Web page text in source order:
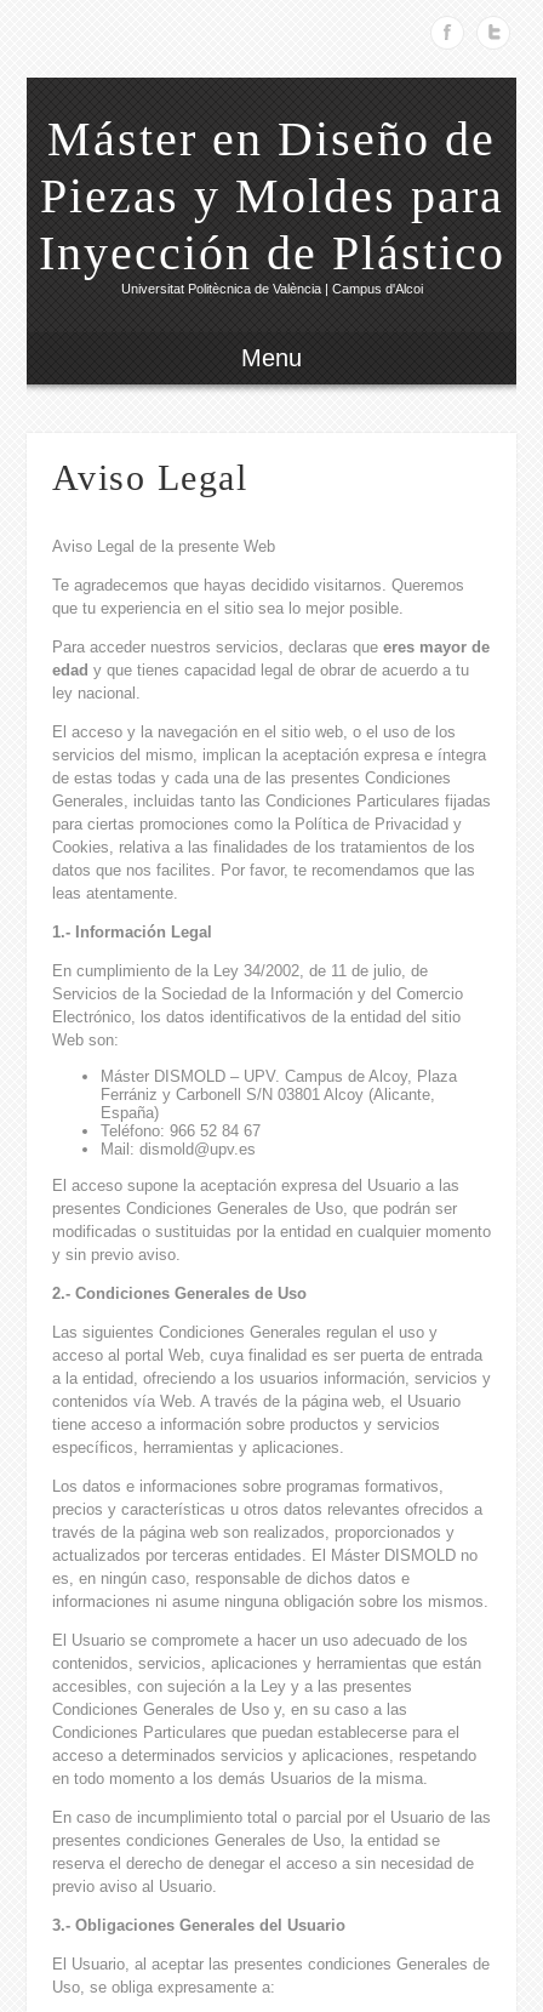
Máster en Diseño de
Piezas y Moldes para
Inyección de Plástico
Universitat Politècnica de València | Campus d'Alcoi
Menu
Aviso Legal
Aviso Legal de la presente Web
Te agradecemos que hayas decidido visitarnos. Queremos
que tu experiencia en el sitio sea lo mejor posible.
Para acceder nuestros servicios, declaras que eres mayor de
edad y que tienes capacidad legal de obrar de acuerdo a tu
ley nacional.
El acceso y la navegación en el sitio web, o el uso de los
servicios del mismo, implican la aceptación expresa e íntegra
de estas todas y cada una de las presentes Condiciones
Generales, incluidas tanto las Condiciones Particulares fijadas
para ciertas promociones como la Política de Privacidad y
Cookies, relativa a las finalidades de los tratamientos de los
datos que nos facilites. Por favor, te recomendamos que las
leas atentamente.
1.- Información Legal
En cumplimiento de la Ley 34/2002, de 11 de julio, de
Servicios de la Sociedad de la Información y del Comercio
Electrónico, los datos identificativos de la entidad del sitio
Web son:
Máster DISMOLD – UPV. Campus de Alcoy, Plaza
Ferrániz y Carbonell S/N 03801 Alcoy (Alicante,
España)
Teléfono: 966 52 84 67
Mail: dismold@upv.es
El acceso supone la aceptación expresa del Usuario a las
presentes Condiciones Generales de Uso, que podrán ser
modificadas o sustituidas por la entidad en cualquier momento
y sin previo aviso.
2.- Condiciones Generales de Uso
Las siguientes Condiciones Generales regulan el uso y
acceso al portal Web, cuya finalidad es ser puerta de entrada
a la entidad, ofreciendo a los usuarios información, servicios y
contenidos vía Web. A través de la página web, el Usuario
tiene acceso a información sobre productos y servicios
específicos, herramientas y aplicaciones.
Los datos e informaciones sobre programas formativos,
precios y características u otros datos relevantes ofrecidos a
través de la página web son realizados, proporcionados y
actualizados por terceras entidades. El Máster DISMOLD no
es, en ningún caso, responsable de dichos datos e
informaciones ni asume ninguna obligación sobre los mismos.
El Usuario se compromete a hacer un uso adecuado de los
contenidos, servicios, aplicaciones y herramientas que están
accesibles, con sujeción a la Ley y a las presentes
Condiciones Generales de Uso y, en su caso a las
Condiciones Particulares que puedan establecerse para el
acceso a determinados servicios y aplicaciones, respetando
en todo momento a los demás Usuarios de la misma.
En caso de incumplimiento total o parcial por el Usuario de las
presentes condiciones Generales de Uso, la entidad se
reserva el derecho de denegar el acceso a sin necesidad de
previo aviso al Usuario.
3.- Obligaciones Generales del Usuario
El Usuario, al aceptar las presentes condiciones Generales de
Uso, se obliga expresamente a: